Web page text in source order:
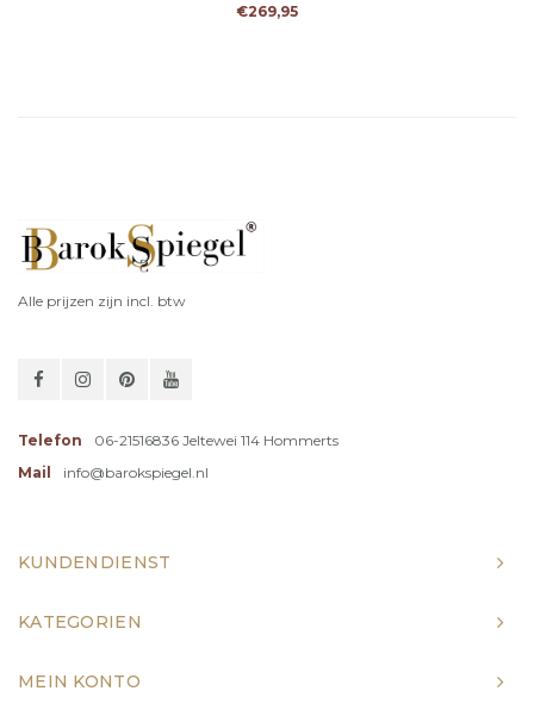
€269,95
Alle prijzen zijn incl. btw
Telefon
06-21516836 Jeltewei 114 Hommerts
Mail
info@barokspiegel.nl
KUNDENDIENST
KATEGORIEN
MEIN KONTO